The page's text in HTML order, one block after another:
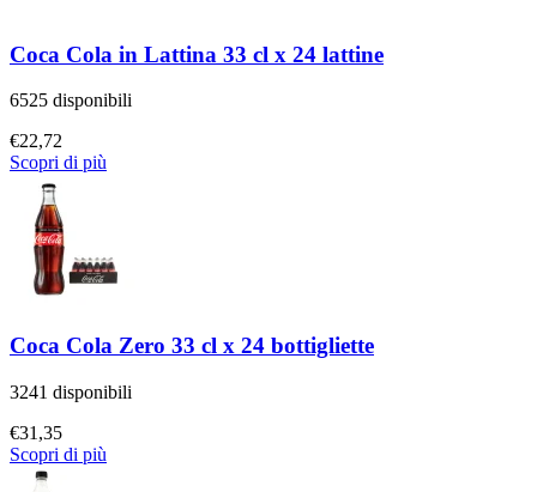
Coca Cola in Lattina 33 cl x 24 lattine
6525 disponibili
€22,72
Scopri di più
Coca Cola Zero 33 cl x 24 bottigliette
3241 disponibili
€31,35
Scopri di più